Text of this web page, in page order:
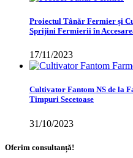
Proiectul Tânăr Fermier și
Sprijini Fermierii în
17/11/2023
Cultivator Fantom NS de la
Timpuri Secetoase
31/10/2023
Oferim consultanță!